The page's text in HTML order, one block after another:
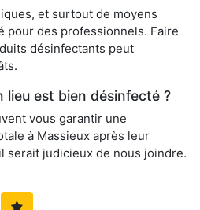
et surtout de moyens
pour des professionnels. Faire
désinfectants peut
lieu est bien désinfecté ?
vous garantir une
à Massieux après leur
serait judicieux de nous joindre.